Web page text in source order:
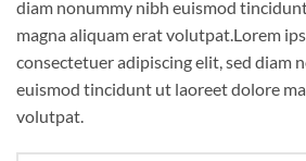
diam nonummy nibh euismod
magna aliquam erat volutpat.Lorem
consectetuer adipiscing elit, sed diam
euismod tincidunt ut laoreet dolore
volutpat.